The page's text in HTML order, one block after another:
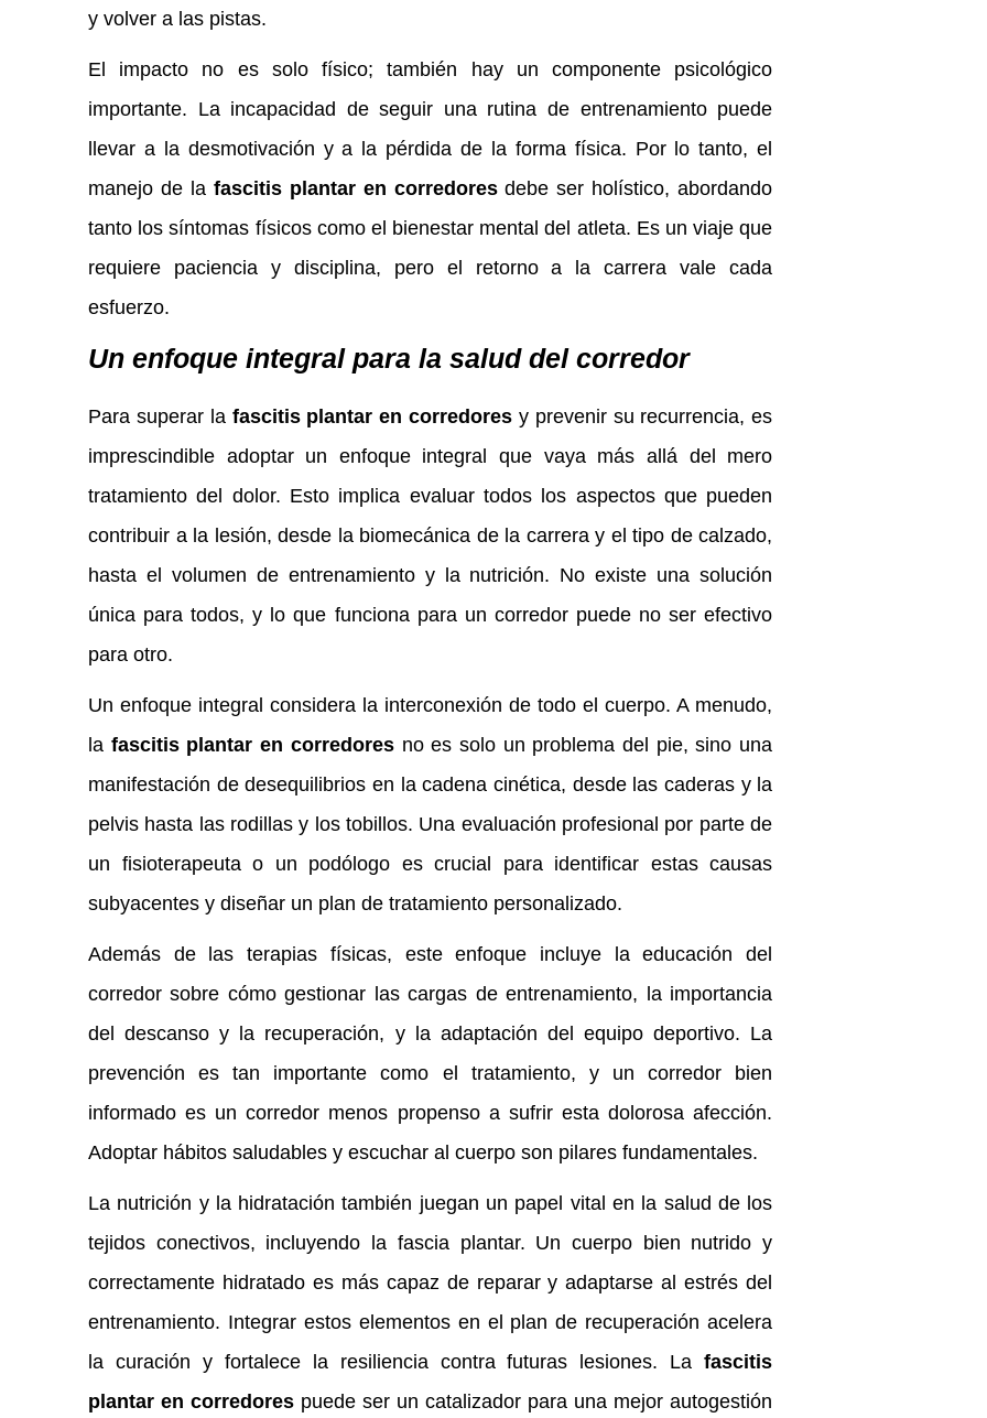
y volver a las pistas.
El impacto no es solo físico; también hay un componente psicológico
importante. La incapacidad de seguir una rutina de entrenamiento puede
llevar a la desmotivación y a la pérdida de la forma física. Por lo tanto, el
manejo de la fascitis plantar en corredoresdebe ser holístico, abordando
tanto los síntomas físicos como el bienestar mental del atleta. Es un viaje que
requiere paciencia y disciplina, pero el retorno a la carrera vale cada
esfuerzo.
Un enfoque integral para la salud del corredor
Para superar la fascitis plantar en corredores y prevenir su recurrencia, es
imprescindible adoptar un enfoque integral que vaya más allá del mero
tratamiento del dolor. Esto implica evaluar todos los aspectos que pueden
contribuir a la lesión, desde la biomecánica de la carrera y el tipo de calzado,
hasta el volumen de entrenamiento y la nutrición. No existe una solución
única para todos, y lo que funciona para un corredor puede no ser efectivo
para otro.
Un enfoque integral considera la interconexión de todo el cuerpo. A menudo,
la fascitis plantar en corredoresno es solo un problema del pie, sino una
manifestación de desequilibrios en la cadena cinética, desde las caderas y la
pelvis hasta las rodillas y los tobillos. Una evaluación profesional por parte de
un fisioterapeuta o un podólogo es crucial para identificar estas causas
subyacentes y diseñar un plan de tratamiento personalizado.
Además de las terapias físicas, este enfoque incluye la educación del
corredor sobre cómo gestionar las cargas de entrenamiento, la importancia
del descanso y la recuperación, y la adaptación del equipo deportivo. La
prevención es tan importante como el tratamiento, y un corredor bien
informado es un corredor menos propenso a sufrir esta dolorosa afección.
Adoptar hábitos saludables y escuchar al cuerpo son pilares fundamentales.
La nutrición y la hidratación también juegan un papel vital en la salud de los
tejidos conectivos, incluyendo la fascia plantar. Un cuerpo bien nutrido y
correctamente hidratado es más capaz de reparar y adaptarse al estrés del
entrenamiento. Integrar estos elementos en el plan de recuperación acelera
la curación y fortalece la resiliencia contra futuras lesiones. Lafascitis
plantar en corredores puede ser un catalizador para una mejor autogestión